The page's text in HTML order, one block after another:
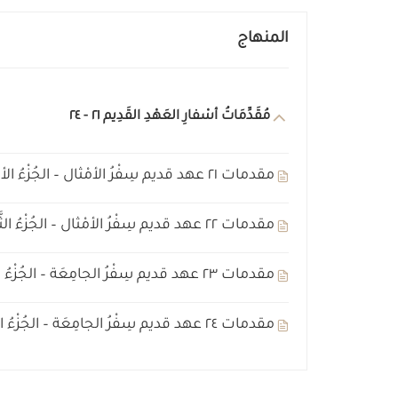
المنهاج
مُقَدِّمَاتُ أسْفارِ العَهْدِ القَدِيم ٢١ - ٢٤
مقدمات ٢١ عهد قديم سِفْرُ الأمْثال – الجُزْءُ الأوَّل
مقدمات ٢٢ عهد قديم سِفْرُ الأمْثال – الجُزْءُ الثَّاني
مقدمات ٢٣ عهد قديم سِفْرُ الجامِعَة – الجُزْءُ الأوَّل
مقدمات ٢٤ عهد قديم سِفْرُ الجامِعَة – الجُزْءُ الثَّاني